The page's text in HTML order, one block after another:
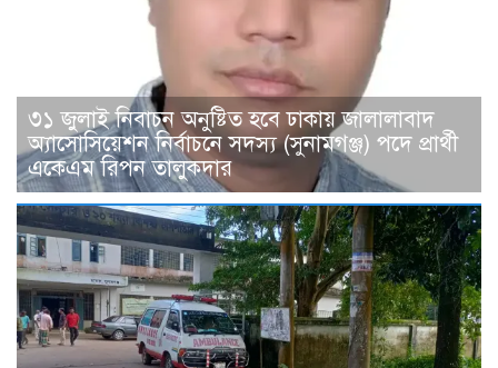
৩১ জুলাই নিবাচন অনু‌ষ্টিত হ‌বে ঢাকায় জালালাবাদ
অ্যাসোসিয়েশন নির্বাচনে সদস্য (সুনামগঞ্জ) পদে প্রার্থী
একেএম রিপন তালুকদার